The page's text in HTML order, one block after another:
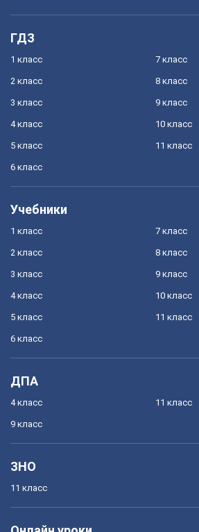
ГДЗ
1 класс
2 класс
3 класс
4 класс
5 класс
6 класс
7 класс
8 класс
9 класс
10 класс
11 класс
Учебники
1 класс
2 класс
3 класс
4 класс
5 класс
6 класс
7 класс
8 класс
9 класс
10 класс
11 класс
ДПА
4 класс
9 класс
11 класс
ЗНО
11 класс